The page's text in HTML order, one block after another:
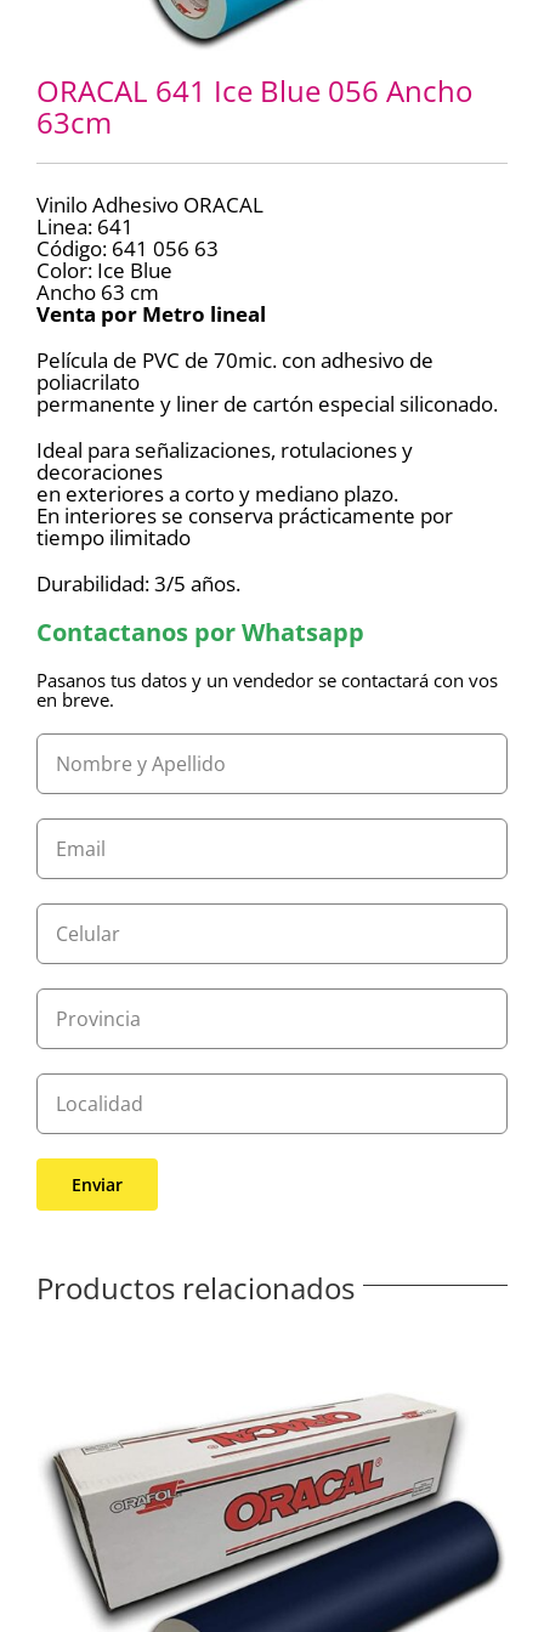
ORACAL 641 Ice Blue 056 Ancho
63cm
Vinilo Adhesivo ORACAL
Linea: 641
Código: 641 056 63
Color: Ice Blue
Ancho 63 cm
Venta por Metro lineal
Película de PVC de 70mic. con adhesivo de
poliacrilato
permanente y liner de cartón especial siliconado.
Ideal para señalizaciones, rotulaciones y
decoraciones
en exteriores a corto y mediano plazo.
En interiores se conserva prácticamente por
tiempo ilimitado
Durabilidad: 3/5 años.
Contactanos por Whatsapp
Pasanos tus datos y un vendedor se contactará con vos
en breve.
Productos relacionados